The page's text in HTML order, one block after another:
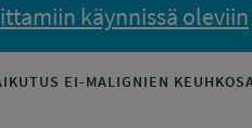
käynnissä
EI-MALIGNIEN